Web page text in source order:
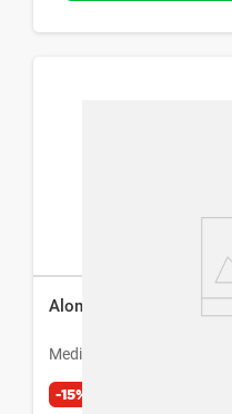
Alomix Nf x 30 Cáps
Medihealth
-15%